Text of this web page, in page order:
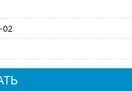
02